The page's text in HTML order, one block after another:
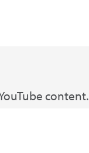
content.